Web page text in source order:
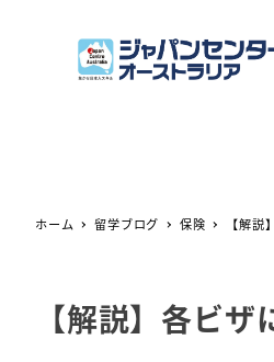
ホーム 留学ブログ 保険 【解
【解説】各ビ